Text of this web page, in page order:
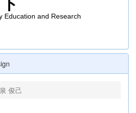
Education and Research
俊己